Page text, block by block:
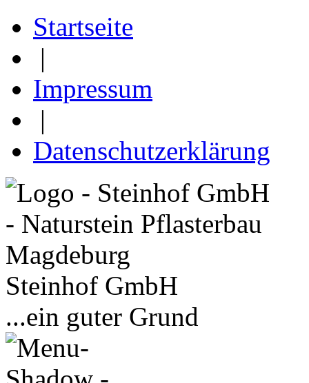
Startseite
|
Impressum
|
Datenschutzerklärung
Steinhof GmbH
...ein guter Grund